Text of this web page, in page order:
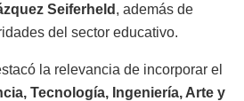
Seiferheld , además de
del sector educativo.
la relevancia de incorporar el
Tecnología, Ingeniería, Arte y